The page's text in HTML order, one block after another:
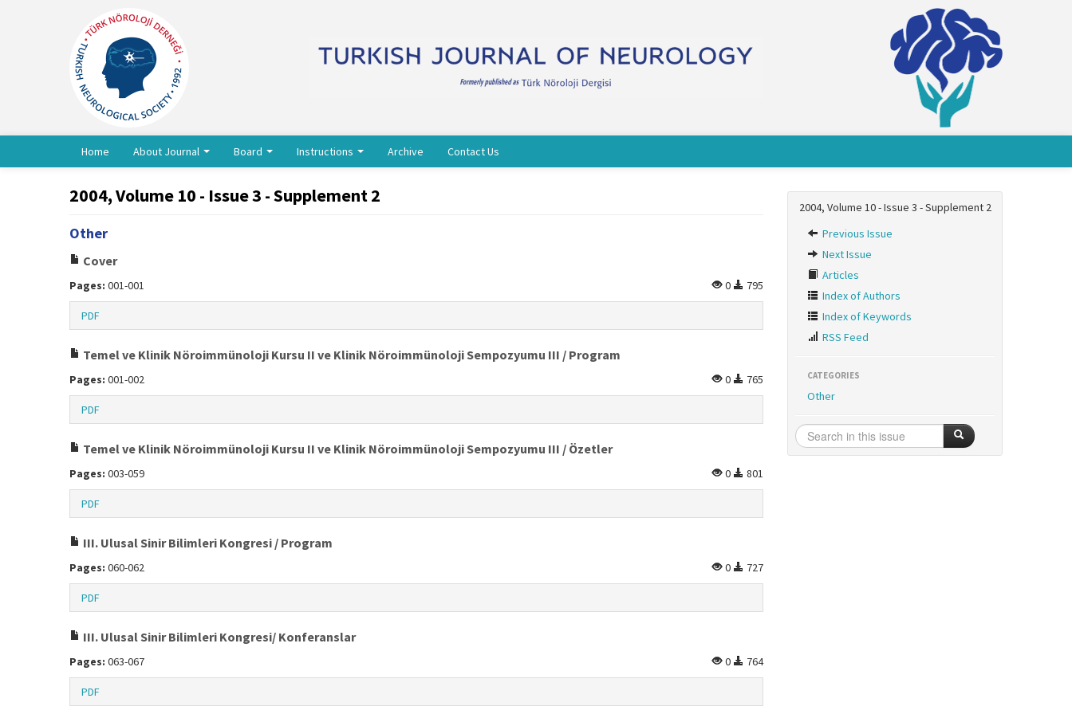
Home About Journal Board Instructions Archive Contact Us
2004, Volume 10 - Issue 3 - Supplement 2
Other
Cover
Pages: 001-001 0 795
PDF
Temel ve Klinik Nöroimmünoloji Kursu II ve Klinik Nöroimmünoloji Sempozyumu III / Program
Pages: 001-002 0 765
PDF
Temel ve Klinik Nöroimmünoloji Kursu II ve Klinik Nöroimmünoloji Sempozyumu III / Özetler
Pages: 003-059 0 801
PDF
III. Ulusal Sinir Bilimleri Kongresi / Program
Pages: 060-062 0 727
PDF
III. Ulusal Sinir Bilimleri Kongresi/ Konferanslar
Pages: 063-067 0 764
PDF
2004, Volume 10 - Issue 3 - Supplement 2
Previous Issue
Next Issue
Articles
Index of Authors
Index of Keywords
RSS Feed
CATEGORIES
Other